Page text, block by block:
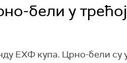
бели у
ЕХФ купа. Црно-бели су